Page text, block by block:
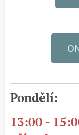
Pondělí:
13:00 -